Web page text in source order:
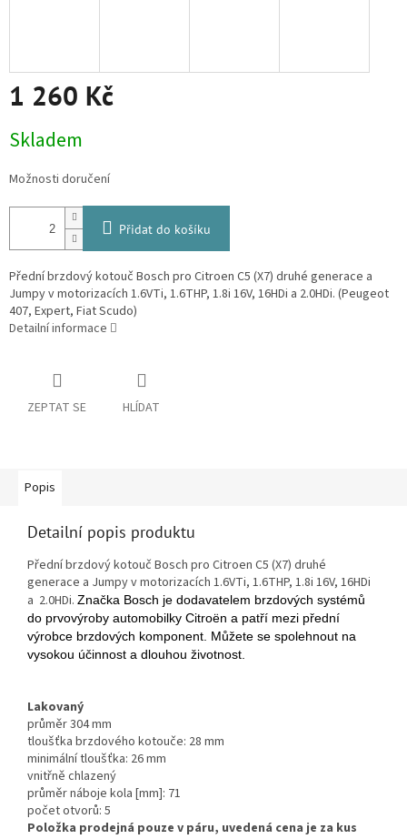
1 260 Kč
cena:
Skladem
Možnosti doručení
Přidat do košíku
Přední brzdový kotouč Bosch pro Citroen C5 (X7) druhé generace a
Jumpy v motorizacích 1.6VTi, 1.6THP, 1.8i 16V, 16HDi a 2.0HDi. (Peugeot
407, Expert, Fiat Scudo)
Detailní informace
ZEPTAT SE HLÍDAT
Popis
Detailní popis produktu
Přední brzdový kotouč Bosch pro Citroen C5 (X7) druhé
generace a Jumpy v motorizacích 1.6VTi, 1.6THP, 1.8i 16V, 16HDi
a 2.0HDi. Značka Bosch je dodavatelem brzdových systémů
do prvovýroby automobilky Citroën a patří mezi přední
výrobce brzdových komponent. Můžete se spolehnout na
vysokou účinnost a dlouhou životnost.
Lakovaný
průměr 304 mm
tloušťka brzdového kotouče: 28 mm
minimální tloušťka: 26 mm
vnitřně chlazený
průměr náboje kola [mm]: 71
počet otvorů: 5
Položka prodejná pouze v páru, uvedená cena je za kus